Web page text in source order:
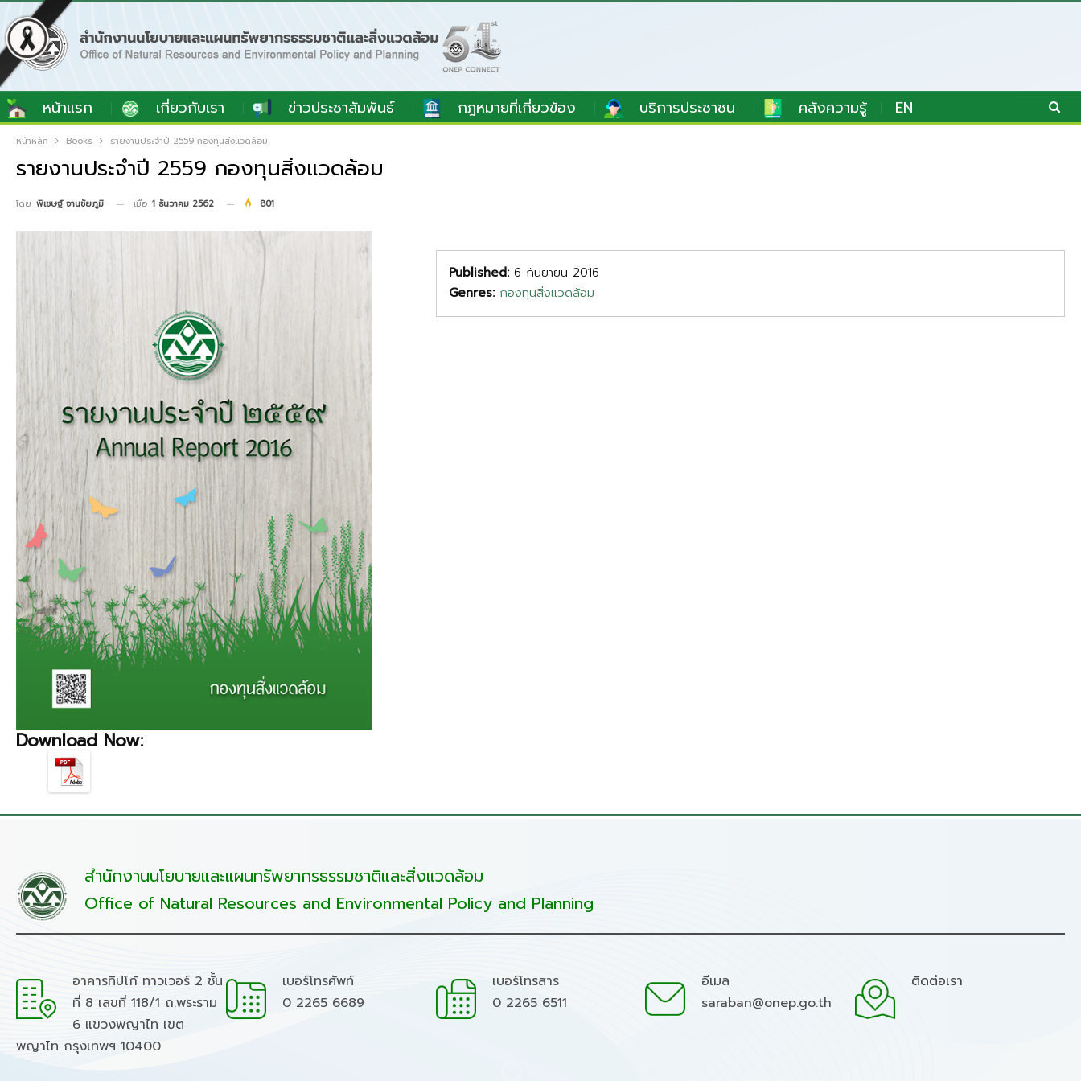
หน้าแรก เกี่ยวกับเรา ข่าวประชาสัมพันธ์ กฎหมายที่เกี่ยวข้อง บริการประชาชน คลังความรู้ EN
หน้าหลัก Books รายงานประจำปี 2559 กองทุนสิ่งแวดล้อม
รายงานประจำปี 2559 กองทุนสิ่งแวดล้อม
โดย พิเชษฐ์ จานชัยภูมิ เมื่อ 1 ธันวาคม 2562 801
Download Now:
Published: 6 กันยายน 2016
Genres: กองทุนสิ่งแวดล้อม
สำนักงานนโยบายและแผนทรัพยากรธรรมชาติและสิ่งแวดล้อม
Office of Natural Resources and Environmental Policy and Planning
อาคารทิปโก้ ทาวเวอร์ 2 ชั้น
ที่ 8 เลขที่ 118/1 ถ.พระราม
6 แขวงพญาไท เขต
พญาไท กรุงเทพฯ 10400
เบอร์โทรศัพท์
0 2265 6689
เบอร์โทรสาร
0 2265 6511
อีเมล
saraban@onep.go.th
ติดต่อเรา